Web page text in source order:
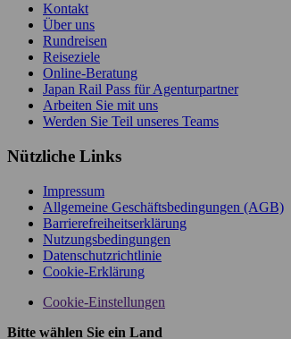
Kontakt
Über uns
Rundreisen
Reiseziele
Online-Beratung
Japan Rail Pass für Agenturpartner
Arbeiten Sie mit uns
Werden Sie Teil unseres Teams
Nützliche Links
Impressum
Allgemeine Geschäftsbedingungen (AGB)
Barrierefreiheitserklärung
Nutzungsbedingungen
Datenschutzrichtlinie
Cookie-Erklärung
Cookie-Einstellungen
Bitte wählen Sie ein Land